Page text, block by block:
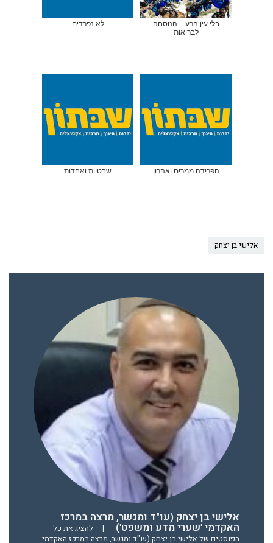
בלי עין הרע – הנוסחה
לבריאות
לא נפרדים
הפרידה ממרים ואהרון שבטיות ואחדות
אלישי בן יצחק
אלישי בן יצחק (עו"ד ומגשר, מרצה במרכז
האקדמי 'שערי מדע ומשפט') |
להציג את כל
הפוסטים של אלישי בן יצחק (עו"ד ומגשר, מרצה במרכז האקדמי